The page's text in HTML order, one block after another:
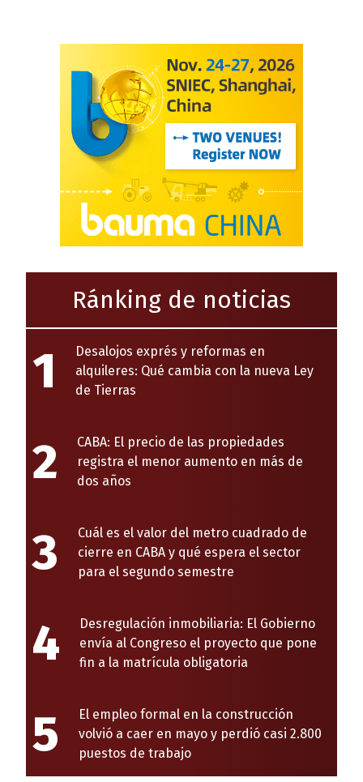
Ránking de noticias
1
Desalojos exprés y reformas en
alquileres: Qué cambia con la nueva Ley
de Tierras
2
CABA: El precio de las propiedades
registra el menor aumento en más de
dos años
3
Cuál es el valor del metro cuadrado de
cierre en CABA y qué espera el sector
para el segundo semestre
4
Desregulación inmobiliaria: El Gobierno
envía al Congreso el proyecto que pone
fin a la matrícula obligatoria
5
El empleo formal en la construcción
volvió a caer en mayo y perdió casi 2.800
puestos de trabajo